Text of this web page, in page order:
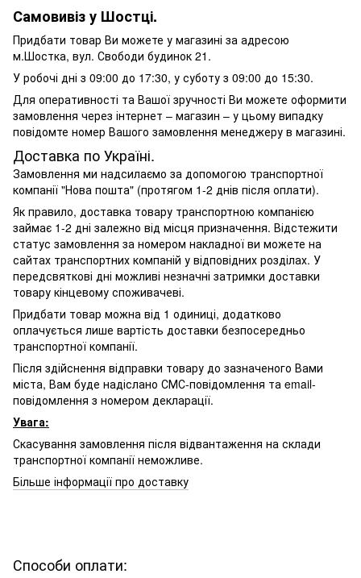
Самовивіз у Шостці.
Придбати товар Ви можете у магазині за адресою
м.Шостка, вул. Свободи будинок 21.
У робочі дні з 09:00 до 17:30, у суботу з 09:00 до 15:30.
Для оперативності та Вашої зручності Ви можете оформити
замовлення через інтернет – магазин – у цьому випадку
повідомте номер Вашого замовлення менеджеру в магазині.
Доставка по Україні.
Замовлення ми надсилаємо за допомогою транспортної
компанії "Нова пошта" (протягом 1-2 днів після оплати).
Як правило, доставка товару транспортною компанією
займає 1-2 дні залежно від місця призначення. Відстежити
статус замовлення за номером накладної ви можете на
сайтах транспортних компаній у відповідних розділах. У
передсвяткові дні можливі незначні затримки доставки
товару кінцевому споживачеві.
Придбати товар можна від 1 одиниці, додатково
оплачується лише вартість доставки безпосередньо
транспортної компанії.
Після здійснення відправки товару до зазначеного Вами
міста, Вам буде надіслано СМС-повідомлення та email-
повідомлення з номером декларації.
Увага:
Скасування замовлення після відвантаження на склади
транспортної компанії неможливе.
Більше інформації про доставку
Способи оплати: